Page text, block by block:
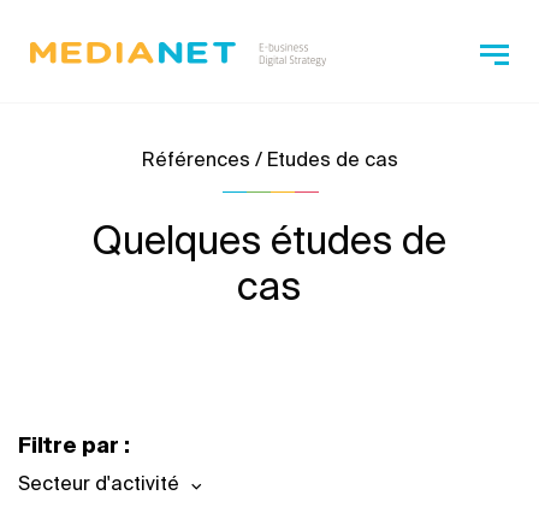
Références / Etudes de cas
Quelques études de
cas
Filtre par :
Secteur d'activité